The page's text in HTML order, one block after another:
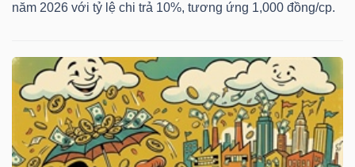
năm 2026 với tỷ lệ chi trả 10%, tương ứng 1,000 đồng/cp.
Tin
(-)
Bài
viết
của